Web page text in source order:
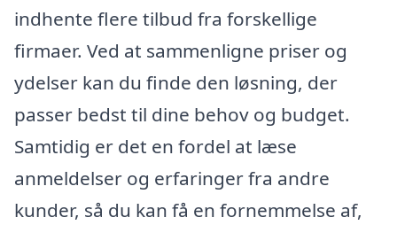
indhente flere tilbud fra forskellige
firmaer. Ved at sammenligne priser og
ydelser kan du finde den løsning, der
passer bedst til dine behov og budget.
Samtidig er det en fordel at læse
anmeldelser og erfaringer fra andre
kunder, så du kan få en fornemmelse af,